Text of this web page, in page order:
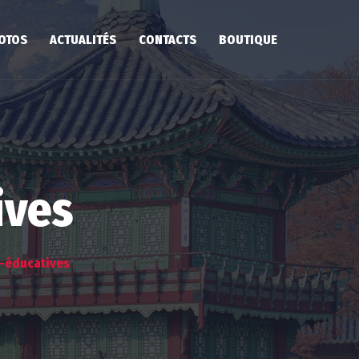
ACTUALITÉS CONTACTS BOUTIQUE
éducatives